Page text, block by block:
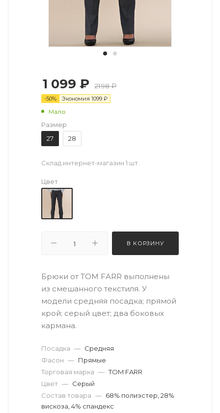
1 099 ₽ 2198 ₽
-50% Экономия 1099 ₽
Мало
Размер
27
28
Склад интернет-магазин 1 шт.
Цвет
В КОРЗИНУ
Брюки от TOM FARR выполнены
из смешанного текстиля. У
модели средняя посадка; прямой
крой; серый цвет; два боковых
кармана.
Посадка — Средняя
Фасон — Прямые
Торговая марка — TOM FARR
Цвет — Серый
Состав товара — 68% полиэстер, 28%
вискоза, 4% спандекc